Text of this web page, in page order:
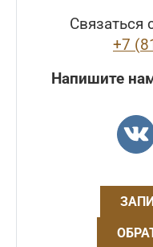
Связаться
+7
Напишите